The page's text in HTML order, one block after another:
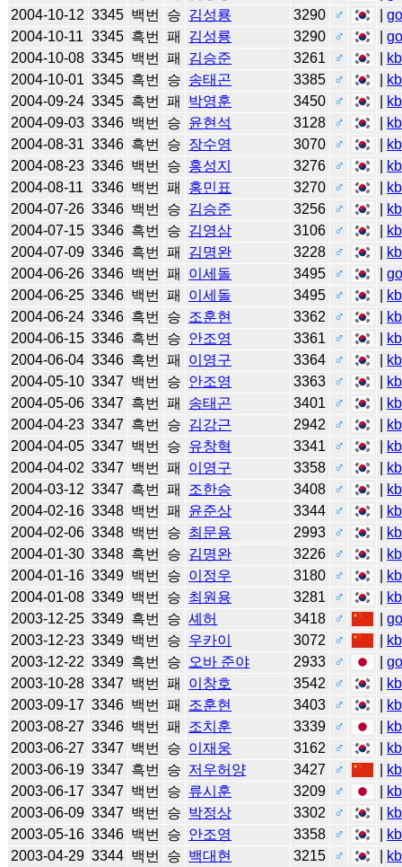
2004-10-12 3345 백번 승 김성룡 3290 ♂ |
2004-10-11 3345 흑번 패 김성룡 3290 ♂ |
2004-10-08 3345 백번 패 김승준 3261 ♂
2004-10-01 3345 흑번 승 송태곤 3385 ♂
2004-09-24 3345 흑번 패 박영훈 3450 ♂
2004-09-03 3346 백번 승 윤현석 3128 ♂
2004-08-31 3346 흑번 승 장수영 3070 ♂
2004-08-23 3346 백번 승 홍성지 3276 ♂
2004-08-11 3346 백번 패 홍민표 3270 ♂
2004-07-26 3346 백번 승 김승준 3256 ♂
2004-07-15 3346 흑번 승 김영삼 3106 ♂
2004-07-09 3346 흑번 패 김명완 3228 ♂
2004-06-26 3346 백번 패 이세돌 3495 ♂ |
2004-06-25 3346 백번 패 이세돌 3495 ♂
2004-06-24 3346 흑번 승 조훈현 3362 ♂
2004-06-15 3346 흑번 승 안조영 3361 ♂
2004-06-04 3346 흑번 패 이영구 3364 ♂
2004-05-10 3347 백번 승 안조영 3363 ♂
2004-05-06 3347 흑번 패 송태곤 3401 ♂
2004-04-23 3347 흑번 승 김강근 2942 ♂
2004-04-05 3347 백번 승 유창혁 3341 ♂
2004-04-02 3347 백번 패 이영구 3358 ♂
2004-03-12 3347 흑번 패 조한승 3408 ♂
2004-02-16 3348 백번 패 윤준상 3344 ♂
2004-02-06 3348 백번 승 최문용 2993 ♂
2004-01-30 3348 흑번 승 김명완 3226 ♂
2004-01-16 3349 백번 승 이정우 3180 ♂
2004-01-08 3349 백번 승 최원용 3281 ♂
2003-12-25 3349 흑번 승 셰허 3418 ♂ |
2003-12-23 3349 백번 승 우카이 3072 ♂
2003-12-22 3349 흑번 승 오바 준야 2933 ♂ |
2003-10-28 3347 백번 패 이창호 3542 ♂
2003-09-17 3346 백번 패 조훈현 3403 ♂
2003-08-27 3346 백번 패 조치훈 3339 ♂
2003-06-27 3347 백번 승 이재웅 3162 ♂
2003-06-19 3347 흑번 승 저우허양 3427 ♂
2003-06-17 3347 백번 승 류시훈 3209 ♂
2003-06-09 3347 백번 승 박정상 3302 ♂
2003-05-16 3346 백번 승 안조영 3358 ♂
2003-04-29 3344 백번 승 백대현 3215 ♂